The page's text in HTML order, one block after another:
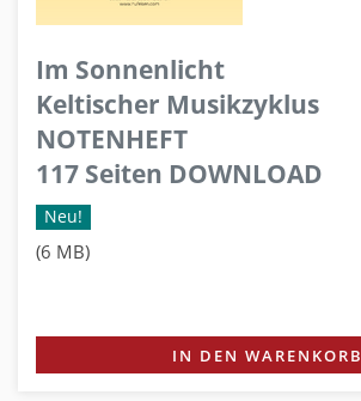
Im Sonnenlicht
Keltischer Musikzyklus
NOTENHEFT
117 Seiten DOWNLOAD
Neu!
(6 MB)
IN DEN WARENKORB